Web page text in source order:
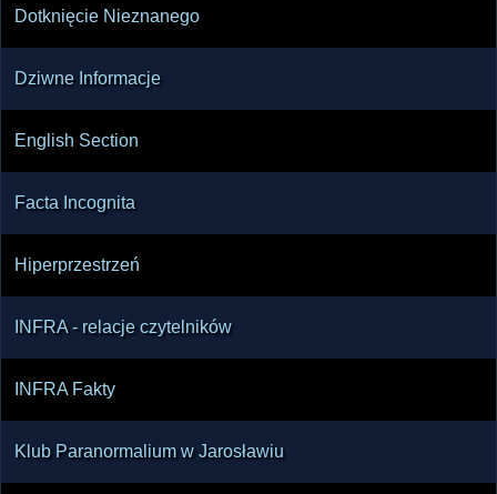
Dotknięcie Nieznanego
Dziwne Informacje
English Section
Facta Incognita
Hiperprzestrzeń
INFRA - relacje czytelników
INFRA Fakty
Klub Paranormalium w Jarosławiu